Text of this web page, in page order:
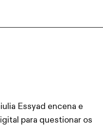
Essyad encena e
para questionar os